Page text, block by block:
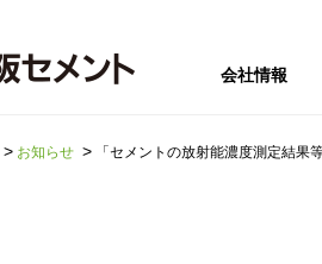
会社情報
お知らせ 「セメントの放射能濃度測定結果